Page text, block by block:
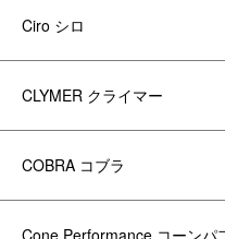
Ciro シロ
CLYMER クライマー
COBRA コブラ